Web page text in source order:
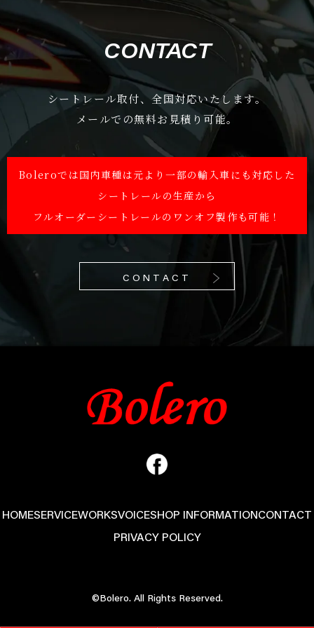
CONTACT
シートレール取付、全国対応いたします。
メールでの無料お見積り可能。
Boleroでは国内車種は元より一部の輸入車にも対応した
シートレールの生産から
フルオーダーシートレールのワンオフ製作も可能！
CONTACT
HOMESERVICEWORKSVOICESHOP INFORMATIONCONTACT
PRIVACY POLICY
©Bolero. All Rights Reserved.